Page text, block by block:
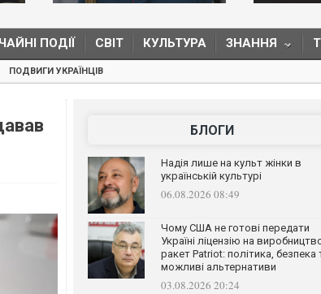
ПОДІЇ СВІТ КУЛЬТУРА ЗНАННЯ
ПОДВИГИ УКРАЇНЦІВ
БЛОГИ
Надія лише на культ жінки в
українській культурі
06.08.2026 08:49
Чому США не готові передати
Україні ліцензію на
ракет Patriot: політика, безпека
можливі альтернативи
03.08.2026 20:24